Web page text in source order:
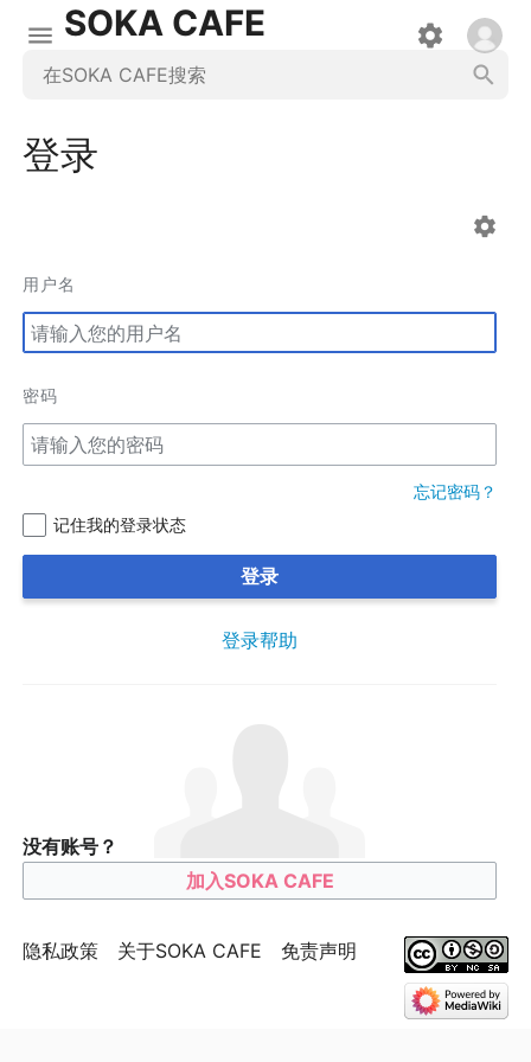
SOKA CAFE
登录
用户名
密码
记住我的登录状态
登录
登录帮助
忘记密码？
没有账号？
加入SOKA CAFE
隐私政策 关于SOKA CAFE 免责声明